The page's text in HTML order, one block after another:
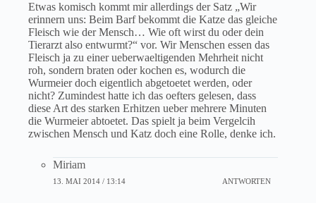
Etwas komisch kommt mir allerdings der Satz „Wir
erinnern uns: Beim Barf bekommt die Katze das gleiche
Fleisch wie der Mensch… Wie oft wirst du oder dein
Tierarzt also entwurmt?“ vor. Wir Menschen essen das
Fleisch ja zu einer ueberwaeltigenden Mehrheit nicht
roh, sondern braten oder kochen es, wodurch die
Wurmeier doch eigentlich abgetoetet werden, oder
nicht? Zumindest hatte ich das oefters gelesen, dass
diese Art des starken Erhitzen ueber mehrere Minuten
die Wurmeier abtoetet. Das spielt ja beim Vergelcih
zwischen Mensch und Katz doch eine Rolle, denke ich.
Miriam
13. MAI 2014 / 13:14 ANTWORTEN